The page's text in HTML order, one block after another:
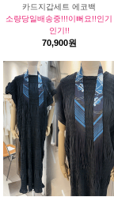
카드지갑세트 에코백
소량당일배송중!!!이뻐요!!인기
인기!!
70,900원